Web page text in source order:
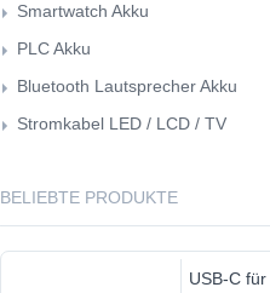
Smartwatch Akku
PLC Akku
Bluetooth Lautsprecher Akku
Stromkabel LED / LCD / TV
BELIEBTE PRODUKTE
USB-C für